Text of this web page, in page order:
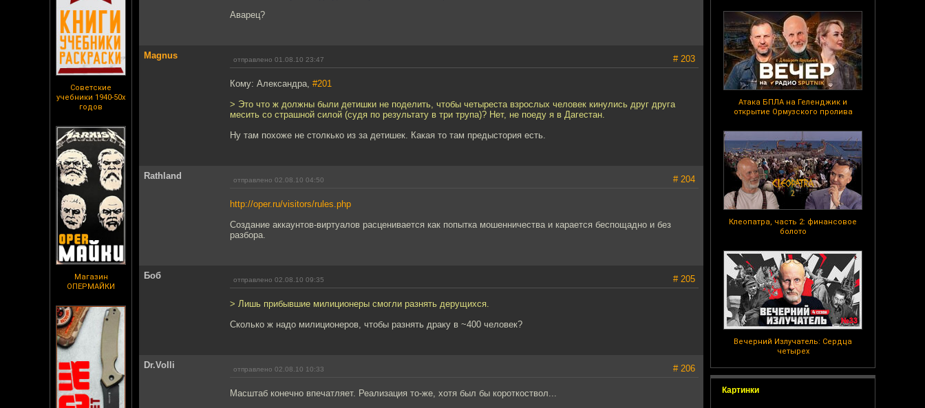
Советские
учебники 1940-50х
годов
Магазин
ОПЕРМАЙКИ
Атака БПЛА на Геленджик и
открытие Ормузского пролива
Клеопатра, часть 2: финансовое
болото
Вечерний Излучатель: Сердца
четырех
Картинки
Аварец?
Magnus отправлено 01.08.10 23:47 # 203
Кому: Александра, #201
> Это что ж должны были детишки не поделить, чтобы четыреста взрослых человек кинулись друг друга
месить со страшной силой (судя по результату в три трупа)? Нет, не поеду я в Дагестан.
Ну там похоже не столкько из за детишек. Какая то там предыстория есть.
Rathland отправлено 02.08.10 04:50 # 204
http://oper.ru/visitors/rules.php
Создание аккаунтов-виртуалов расценивается как попытка мошенничества и карается беспощадно и без
разбора.
Боб отправлено 02.08.10 09:35 # 205
> Лишь прибывшие милиционеры смогли разнять дерущихся.
Сколько ж надо милиционеров, чтобы разнять драку в ~400 человек?
Dr.Volli отправлено 02.08.10 10:33 # 206
Масштаб конечно впечатляет. Реализация то-же, хотя был бы короткоствол...